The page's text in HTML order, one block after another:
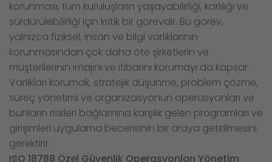
korunması, tüm kuruluşların yaşayabilirliği, karlılığı ve
sürdürülebilirliği için kritik bir görevdir. Bu görev,
yalnızca fiziksel, insan ve bilgi varlıklarının
korunmasından çok daha öte şirketlerin ve
müşterilerinin imajını ve itibarını korumayı da kapsar.
Varlıkları korumak, stratejik düşünme, problem çözme,
süreç yönetimi ve organizasyonun operasyonları ve
bunların riskleri bağlamına karşılık gelen programları ve
girişimleri uygulama becerisinin bir araya getirilmesini
gerektirir.
ISO 18788 Özel Güvenlik Operasyonları Yönetim